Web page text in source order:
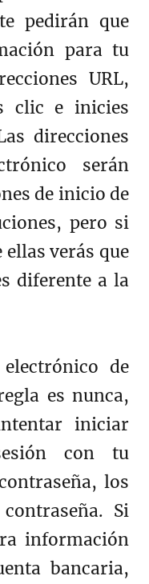
pedirán que
para tu
URL,
clic e inicies
direcciones
serán
de inicio de
pero si
ellas verás que
diferente a la
de
es nunca,
iniciar
con tu
los
Si
información
bancaria,